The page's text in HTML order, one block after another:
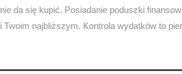
nie da się kupić. Posiadanie poduszki
i Twoim najbliższym. Kontrola wydatków to